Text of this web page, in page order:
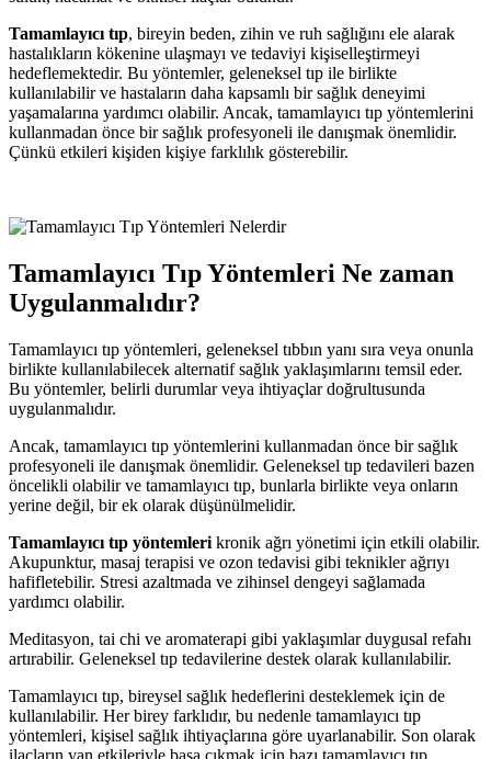
Tamamlayıcı tıp, bireyin beden, zihin ve ruh sağlığını ele alarak
hastalıkların kökenine ulaşmayı ve tedaviyi kişiselleştirmeyi
hedeflemektedir. Bu yöntemler, geleneksel tıp ile birlikte
kullanılabilir ve hastaların daha kapsamlı bir sağlık deneyimi
yaşamalarına yardımcı olabilir. Ancak, tamamlayıcı tıp yöntemlerini
kullanmadan önce bir sağlık profesyoneli ile danışmak önemlidir.
Çünkü etkileri kişiden kişiye farklılık gösterebilir.
Tamamlayıcı Tıp Yöntemleri Ne zaman
Uygulanmalıdır?
Tamamlayıcı tıp yöntemleri, geleneksel tıbbın yanı sıra veya onunla
birlikte kullanılabilecek alternatif sağlık yaklaşımlarını temsil eder.
Bu yöntemler, belirli durumlar veya ihtiyaçlar doğrultusunda
uygulanmalıdır.
Ancak, tamamlayıcı tıp yöntemlerini kullanmadan önce bir sağlık
profesyoneli ile danışmak önemlidir. Geleneksel tıp tedavileri bazen
öncelikli olabilir ve tamamlayıcı tıp, bunlarla birlikte veya onların
yerine değil, bir ek olarak düşünülmelidir.
Tamamlayıcı tıp yöntemleri kronik ağrı yönetimi için etkili olabilir.
Akupunktur, masaj terapisi ve ozon tedavisi gibi teknikler ağrıyı
hafifletebilir. Stresi azaltmada ve zihinsel dengeyi sağlamada
yardımcı olabilir.
Meditasyon, tai chi ve aromaterapi gibi yaklaşımlar duygusal refahı
artırabilir. Geleneksel tıp tedavilerine destek olarak kullanılabilir.
Tamamlayıcı tıp, bireysel sağlık hedeflerini desteklemek için de
kullanılabilir. Her birey farklıdır, bu nedenle tamamlayıcı tıp
yöntemleri, kişisel sağlık ihtiyaçlarına göre uyarlanabilir. Son olarak
ilaçların yan etkileriyle başa çıkmak için bazı tamamlayıcı tıp